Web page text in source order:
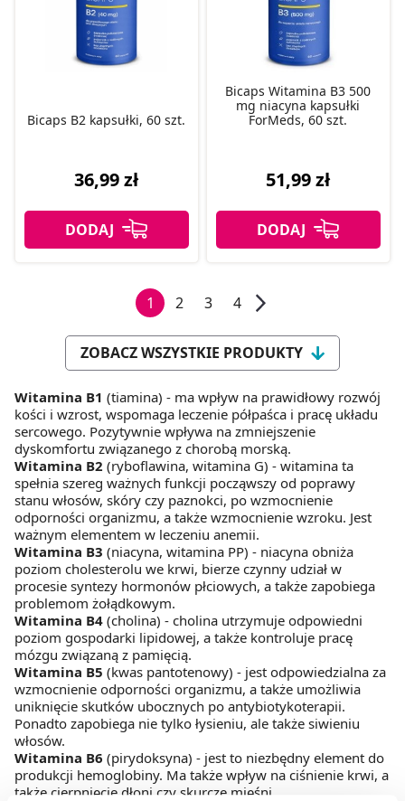
Bicaps B2 kapsułki, 60 szt.
36,99 zł
Bicaps Witamina B3 500
mg niacyna kapsułki
ForMeds, 60 szt.
51,99 zł
1 2 3 4
ZOBACZ WSZYSTKIE PRODUKTY
Witamina B1 (tiamina) - ma wpływ na prawidłowy rozwój
kości i wzrost, wspomaga leczenie półpaśca i pracę układu
sercowego. Pozytywnie wpływa na zmniejszenie
dyskomfortu związanego z chorobą morską.
Witamina B2 (ryboflawina, witamina G) - witamina ta
spełnia szereg ważnych funkcji począwszy od poprawy
stanu włosów, skóry czy paznokci, po wzmocnienie
odporności organizmu, a także wzmocnienie wzroku. Jest
ważnym elementem w leczeniu anemii.
Witamina B3 (niacyna, witamina PP) - niacyna obniża
poziom cholesterolu we krwi, bierze czynny udział w
procesie syntezy hormonów płciowych, a także zapobiega
problemom żołądkowym.
Witamina B4 (cholina) - cholina utrzymuje odpowiedni
poziom gospodarki lipidowej, a także kontroluje pracę
mózgu związaną z pamięcią.
Witamina B5 (kwas pantotenowy) - jest odpowiedzialna za
wzmocnienie odporności organizmu, a także umożliwia
uniknięcie skutków ubocznych po antybiotykoterapii.
Ponadto zapobiega nie tylko łysieniu, ale także siwieniu
włosów.
Witamina B6 (pirydoksyna) - jest to niezbędny element do
produkcji hemoglobiny. Ma także wpływ na ciśnienie krwi, a
także cierpnięcie dłoni czy skurcze mięśni.